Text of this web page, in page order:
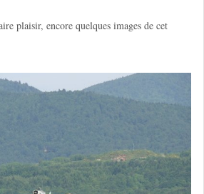
plaisir, encore quelques images de cet